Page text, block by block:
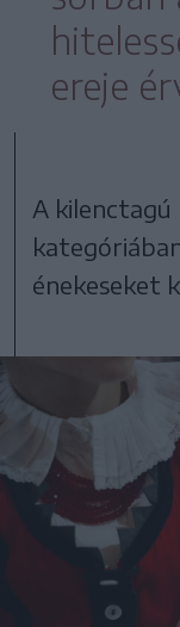
ereje
A
énekeseket